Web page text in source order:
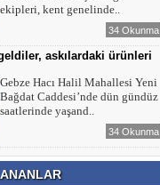
ekipleri, kent genelinde..
34 Okunma
askılardaki ürünleri
Gebze Hacı Halil Mahallesi Yeni
Bağdat Caddesi’nde dün gündüz
saatlerinde yaşand..
34 Okunma